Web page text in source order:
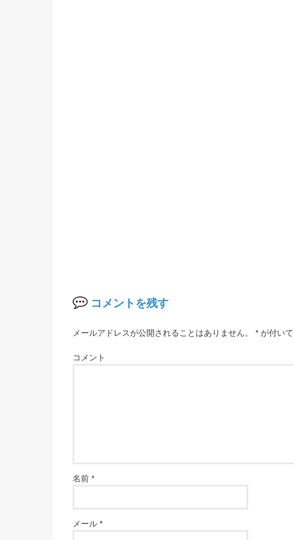
コメントを残す
メールアドレスが公開されることはありません。 * が付い
コメント
名前 *
メール *